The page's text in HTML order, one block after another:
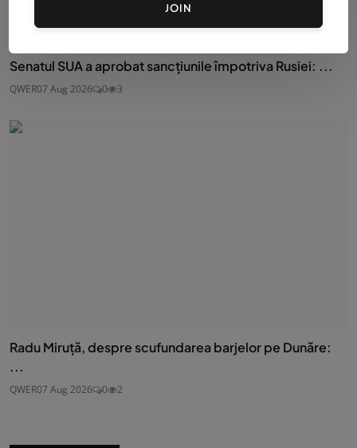
Senatul SUA a aprobat sancțiunile împotriva Rusiei: ...
QWER07 Aug 2026 0 3
Radu Miruță, despre scufundarea barjelor pe Dunăre:
...
QWER07 Aug 2026 0 2
JOIN